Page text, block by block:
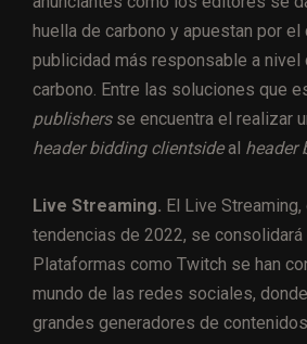
huella de carbono y apuestan por el
publicidad más responsable a
carbono. Entre las soluciones que
publishersse encuentra el realizar
header bidding clientsideal header
Live Streaming. El Live
tendencias de 2022, se consolidará
Plataformas como Twitch se han
mundo de las redes sociales,
grandes generadores de